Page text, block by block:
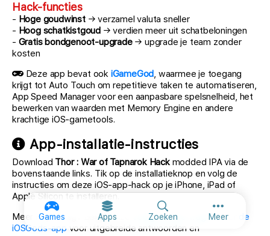
Games Apps Zoeken Meer
Meer opties
Hack-functies
- Hoge goudwinst→ verzamel valuta sneller
- Hoog schatkistgoud → verdien meer uit schatbeloningen
- Gratis bondgenoot-upgrade→ upgrade je team zonder
kosten
Deze app bevat ook iGameGod, waarmee je toegang
krijgt tot Auto Touch om repetitieve taken te automatiseren,
App Speed Manager voor een aanpasbare spelsnelheid, het
bewerken van waarden met Memory Engine en andere
krachtige iOS-gametools.
App-installatie-instructies
Download Thor : War of Tapnarok Hackmodded IPA via de
bovenstaande links. Tik op de installatieknop en volg de
instructies om deze iOS-app-hack op je iPhone, iPad of
Apple Silicon te installeren.
Meer hulp nodig? Bekijk onze
Veelgestelde vragen over de
iOSGods-app voor uitgebreide antwoorden en